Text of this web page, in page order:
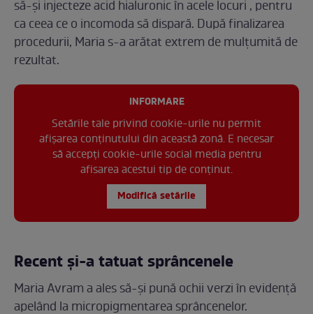
să-și injecteze acid hialuronic în acele locuri , pentru
ca ceea ce o incomoda să dispară. După finalizarea
procedurii, Maria s-a arătat extrem de mulțumită de
rezultat.
INFORMARE
Setările tale privind cookie-urile nu permit
afișarea conținutului din această zonă. E necesar
să accepți cookie-urile social media pentru
afisarea acestui tip de conținut.
Modifică setările
Recent și-a tatuat sprâncenele
Maria Avram a ales să-și pună ochii verzi în evidență
apelând la micropigmentarea sprâncenelor.